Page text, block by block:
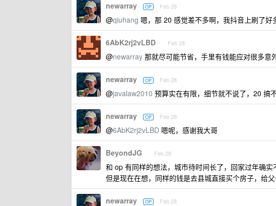
newarray OP Feb 28
@qiuhang 嗯，那 20 感觉差不多啊，我抖音上刷了好
6AbK2rj2vLBD Feb 28
@newarray 那就尽可能节省，手里有钱能应对很多意
newarray OP Feb 28
@javalaw2010 预算实在有限，细节就不说了，20 搞
newarray OP Feb 28
@6AbK2rj2vLBD 嗯呢，感谢我大哥
BeyondJG Feb 28
和 op 有同样的想法，城市待时间长了，回家过年确实
但是现在在想，同样的钱是去县城直接买个房子，给
newarray OP Feb 28